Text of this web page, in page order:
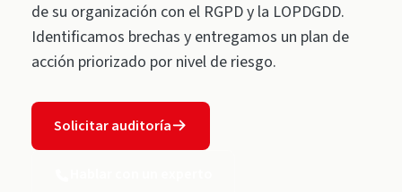
de su organización con el RGPD y la LOPDGDD.
Identificamos brechas y entregamos un plan de
acción priorizado por nivel de riesgo.
Solicitar auditoría